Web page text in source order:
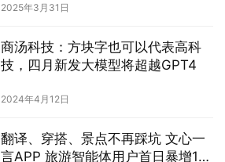
2025年3月31日
商汤科技：方块字也可以代表高科
技，四月新发大模型将超越GPT4
2024年4月12日
翻译、穿搭、景点不再踩坑 文心一
言APP 旅游智能体用户首日暴增12